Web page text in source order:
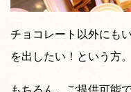
チョコレート以外にも
を出したい！という方。
もちろん、ご提供可能で